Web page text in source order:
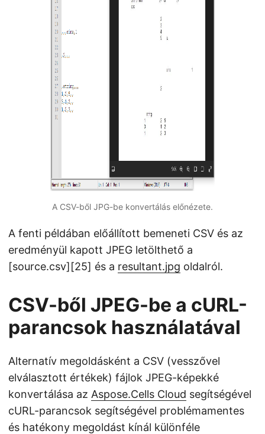
A CSV-ből JPG-be konvertálás előnézete.
A fenti példában előállított bemeneti CSV és az
eredményül kapott JPEG letölthető a
[source.csv][25] és a resultant.jpg oldalról.
CSV-ből JPEG-be a cURL-
parancsok használatával
Alternatív megoldásként a CSV (vesszővel
elválasztott értékek) fájlok JPEG-képekké
konvertálása az Aspose.Cells Cloud segítségével
cURL-parancsok segítségével problémamentes
és hatékony megoldást kínál különféle